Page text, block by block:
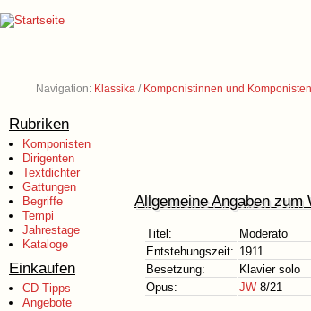
Navigation: Klassika / Komponistinnen und Komponisten
Rubriken
Komponisten
Dirigenten
Textdichter
Gattungen
Begriffe
Tempi
Jahrestage
Kataloge
Einkaufen
CD-Tipps
Angebote
Allgemeine Angaben zum
Titel:
Moderato
Entstehungszeit: 1911
Besetzung:
Klavier solo
Opus:
JW 8/21